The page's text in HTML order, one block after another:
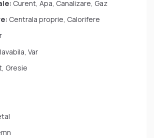
Curent, Apa, Canalizare, Gaz
Centrala proprie, Calorifere
Var
Gresie